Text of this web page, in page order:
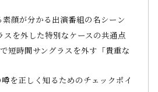
顔が分かる出演番組の名シーン
スを外した特別なケースの共通点
短時間サングラスを外す「貴重な
を正しく知るためのチェックポイ